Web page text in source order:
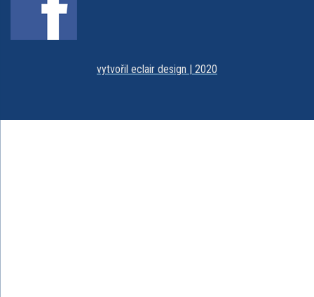
vytvořil eclair design | 2020